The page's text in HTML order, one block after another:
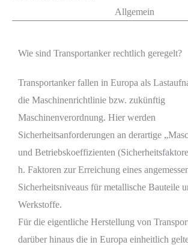
Allgemein
Wie sind Transportanker rechtlich geregelt?
Transportanker fallen in Europa als
die Maschinenrichtlinie bzw. zukünftig
Maschinenverordnung. Hier werden
Sicherheitsanforderungen an derartige
und Betriebskoeffizienten
h. Faktoren zur Erreichung eines
Sicherheitsniveaus für metallische Bauteile
Werkstoffe.
Für die eigentliche Herstellung von
darüber hinaus die in Europa einheitlich